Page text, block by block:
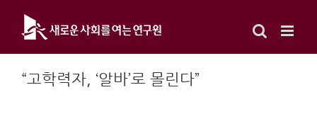
content
“고학력자, ‘알바’로 몰린다”